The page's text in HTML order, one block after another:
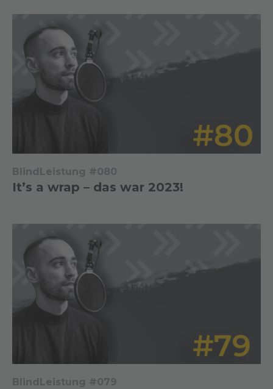
BlindLeistung #080
It’s a wrap – das war 2023!
BlindLeistung #079